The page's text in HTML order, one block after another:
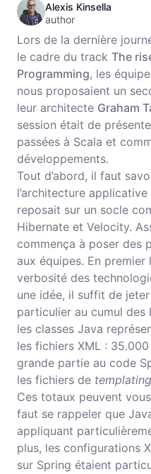
Alexis Kinsella
author
Lors de la dernière
le cadre du track The
Programming, les
nous proposaient un
leur architecte Graham
session était de
passées à Scala et
développements.
Tout d’abord, il faut
l’architecture
reposait sur un socle
Hibernate et Velocity.
commença à poser des
aux équipes. En
verbosité des
une idée, il suffit de
particulier au cumul des
les classes Java
les fichiers XML :
grande partie au code
les fichiers de templating
Ces totaux peuvent
faut se rappeler que
appliquant
plus, les configurations
sur Spring étaient